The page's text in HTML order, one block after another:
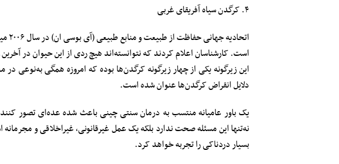
۴. کرگدن سیاه آفریقای غربی
است. کارشناسان اعلام کردند که نتوانسته‌اند هیچ ردی از این حیوان در
این زیرگونه یکی از چهار زیرگونه کرگدن‌ها بوده که امروزه همگی به‌نوعی
دلایل انقراض کرگدن‌ها عنوان شده است.
یک باور عامیانه منتسب به درمان سنتی چینی باعث شده عده‌ای تصور
نه‌تنها این مسئله صحت ندارد بلکه یک عمل غیرقانونی، غیراخلاقی و
بسیار دردناکی را تجربه خواهد کرد.